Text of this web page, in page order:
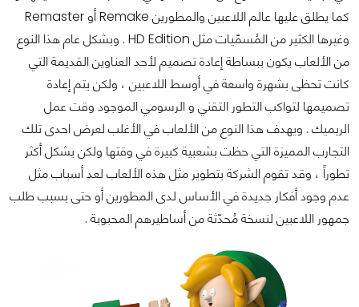
كما يطلق عليها عالم اللاعبين والمطورين Remake أو Remaster
وغيرها الكثير من المُسمّيات مثل HD Edition . وبشكل عام هذا النوع
من الألعاب يكون ببساطة إعادة تصميم لأحد العناوين القديمة التي
كانت تحظى بشهرة واسعة في أوسط اللاعبين ، ولكن يتم إعادة
تصميمها لتواكب التطور التقني و الرسومي الموجود وقت عمل
الريميك . ويهدف هذا النوع من الألعاب في الأغلب لعرض احدى تلك
التجارب المميزة التي حظت بشعبية كبيرة في وقتها ولكن بشكل أكثر
تطوراً ، وقد تقوم الشركة بتطوير مثل هذه الألعاب لعد أسباب مثل
عدم وجود أفكار جديدة في الأساس لدى المطورين أو حتى بسبب طلب
جمهور اللاعبين لنسخة مُحدّثة من أساطيرهم المحبوبة .